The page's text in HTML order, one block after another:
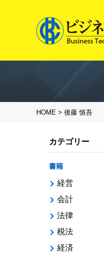
HOME > 後藤 慎吾
カテゴリー
書籍
経営
会計
法律
税法
経済